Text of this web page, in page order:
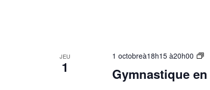
JEU
1 Gymnastique
1 octobreà18h15à20h00